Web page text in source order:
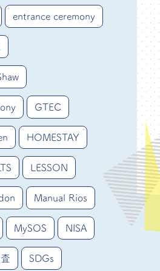
entrance ceremony
GTEC
HOMESTAY
LESSON
Manual Rios
MySOS NISA
SDGs